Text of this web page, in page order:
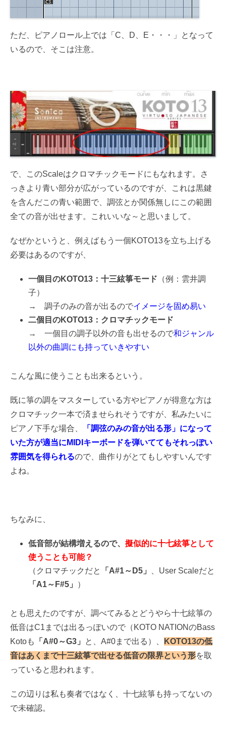
ただ、ピアノロール上では「C、D、E・・・」となって
いるので、そこは注意。
で、このScaleはクロマチックモードにもなれます。さ
っきより青い部分が広がっているのですが、これは黒鍵
を含んだこの青い範囲で、調弦とか関係無しにこの範囲
全ての音が出せます。これいいな～と思いまして。
なぜかというと、例えばもう一個KOTO13を立ち上げる
必要はあるのですが、
一個目のKOTO13：十三絃箏モード （例：雲井調
子）
→ 調子のみの音が出るのでイメージを固め易い
二個目のKOTO13：クロマチックモード
→ 一個目の調子以外の音も出せるので和ジャンル
以外の曲調にも持っていきやすい
こんな風に使うことも出来るという。
既に箏の調をマスターしている方やピアノが得意な方は
クロマチック一本で済ませられそうですが、私みたいに
ピアノ下手な場合、
「調弦のみの音が出る形」になって
いた方が適当にMIDIキーボードを弾いててもそれっぽい
雰囲気を得られるので、曲作りがとてもしやすいんです
よね。
ちなみに、
低音部が結構増えるので、 擬似的に十七絃箏として
使うことも可能？
（クロマチックだと
「A#1～D5」
、User Scaleだと
「A1～F#5」
）
とも思えたのですが、調べてみるとどうやら十七絃箏の
低音はC1までは出るっぽいので（KOTO NATIONのBass
Kotoも
「A#0～G3」 と、A#0まで出る）、
KOTO13の低
音はあくまで十三絃箏で出せる低音の限界という形を取
っていると思われます。
この辺りは私も奏者ではなく、十七絃箏も持ってないの
で未確認。